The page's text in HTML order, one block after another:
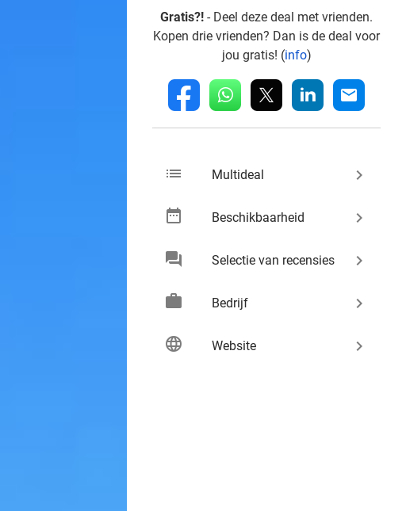
Gratis?! - Deel deze deal met vrienden.
Kopen drie vrienden? Dan is de deal voor
jou gratis! (info)
fb whatsapp linkedin mail
list Multideal keyboard_arrow_right
date_range Beschikbaarheid keyboard_arrow_right
chat Selectie van recensies keyboard_arrow_right
work Bedrijf keyboard_arrow_right
language Website keyboard_arrow_right